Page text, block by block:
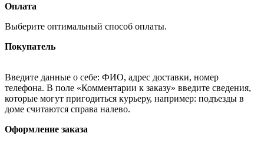
Оплата
Выберите оптимальный способ оплаты.
Покупатель
Введите данные о себе: ФИО, адрес доставки, номер
телефона. В поле «Комментарии к заказу» введите сведения,
которые могут пригодиться курьеру, например: подъезды в
доме считаются справа налево.
Оформление заказа